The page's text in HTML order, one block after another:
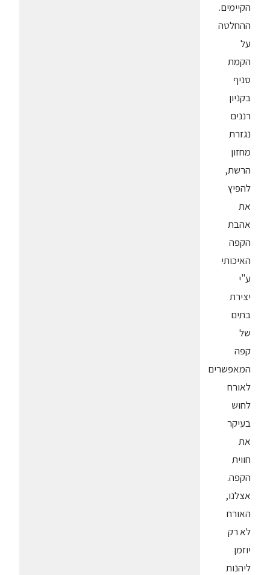
הקיימים.
ההחלטה
על
הקמת
סניף
בקניון
רננים
נגזרת
מחזון
הרשת,
להפיץ
את
אהבת
הקפה
האיכותי
ע"י
יצירת
בתים
של
קפה
המאפשרים
לאורח
לחוש
בעיקר
את
חווית
הקפה.
אצלנו,
האורח
לא רק
יוזמן
ליהנות